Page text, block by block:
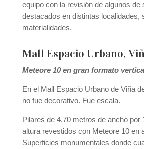
equipo con la revisión de algunos de
destacados en distintas localidades,
materialidades.
Mall Espacio Urbano,
Meteore 10 en gran formato
En el Mall Espacio Urbano de Viña
no fue decorativo. Fue escala.
Pilares de 4,70 metros de ancho por
altura revestidos con Meteore 10 en
Superficies monumentales donde